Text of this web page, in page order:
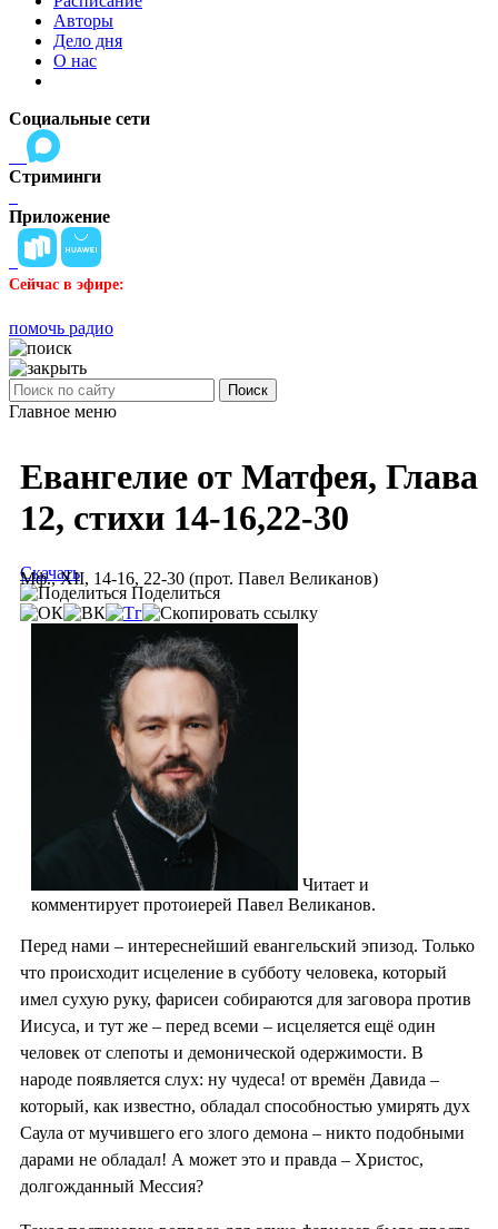
Авторы
Дело дня
О нас
Социальные сети
Стриминги
Приложение
Сейчас в эфире:
помочь радио
Поиск
Главное меню
Евангелие от Матфея, Глава
12, стихи 14-16,22-30
Мф., XII, 14-16, 22-30 (прот. Павел Великанов)
Скачать
Поделиться
Читает и
комментирует протоиерей Павел Великанов.
Перед нами – интереснейший евангельский эпизод. Только
что происходит исцеление в субботу человека, который
имел сухую руку, фарисеи собираются для заговора против
Иисуса, и тут же – перед всеми – исцеляется ещё один
человек от слепоты и демонической одержимости. В
народе появляется слух: ну чудеса! от времён Давида –
который, как известно, обладал способностью умирять дух
Саула от мучившего его злого демона – никто подобными
дарами не обладал! А может это и правда – Христос,
долгожданный Мессия?